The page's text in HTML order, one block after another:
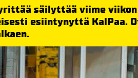
säilyttää viime
esiintynyttä KalPaa.